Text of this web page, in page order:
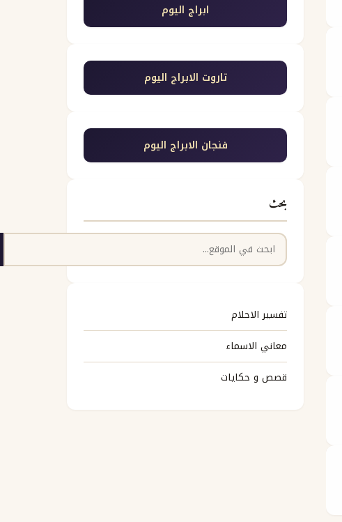
ابراج اليوم
تاروت الابراج اليوم
فنجان الابراج اليوم
بحث
البحث
تفسير الاحلام
معاني الاسماء
قصص و حكايات